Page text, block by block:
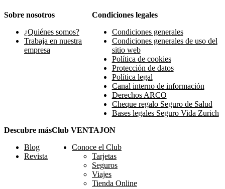
Sobre nosotros
¿Quiénes somos?
Trabaja en nuestra
empresa
Condiciones legales
Condiciones generales
Condiciones generales de uso del
sitio web
Política de cookies
Protección de datos
Política legal
Canal interno de información
Derechos ARCO
Cheque regalo Seguro de Salud
Bases legales Seguro Vida Zurich
Descubre más
Blog
Revista
Club VENTAJON
Conoce el Club
Tarjetas
Seguros
Viajes
Tienda Online